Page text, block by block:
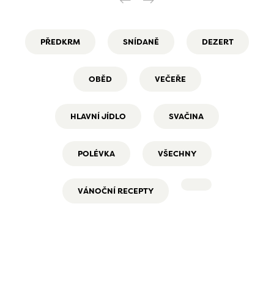
PŘEDKRM SNÍDANĚ DEZERT
OBĚD VEČEŘE
HLAVNÍ JÍDLO SVAČINA
POLÉVKA VŠECHNY
VÁNOČNÍ RECEPTY